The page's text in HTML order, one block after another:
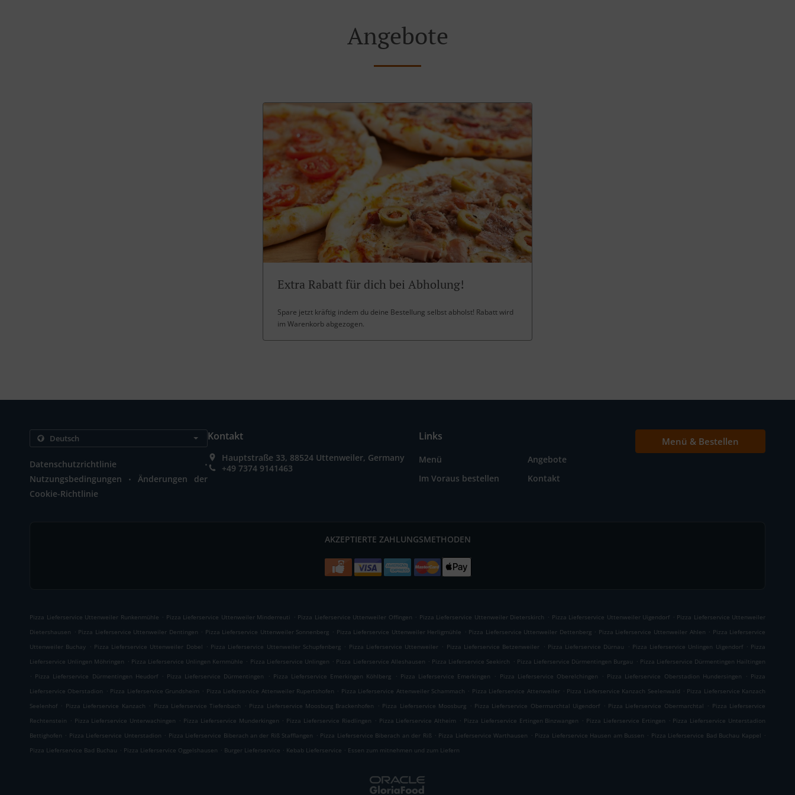
Angebote
Extra Rabatt für dich bei Abholung!
Spare jetzt kräftig indem du deine Bestellung selbst abholst! Rabatt wird
im Warenkorb abgezogen.
Datenschutzrichtlinie .
Nutzungsbedingungen .
Änderungen der
Cookie-Richtlinie
Kontakt
Hauptstraße 33, 88524 Uttenweiler, Germany
+49 7374 9141463
Links
Menü
Angebote
Im Voraus bestellen
Kontakt
Menü & Bestellen
AKZEPTIERTE ZAHLUNGSMETHODEN
Pizza Lieferservice Uttenweiler Runkenmühle . Pizza Lieferservice Uttenweiler Minderreuti . Pizza Lieferservice Uttenweiler Offingen . Pizza Lieferservice Uttenweiler Dieterskirch . Pizza Lieferservice Uttenweiler Uigendorf . Pizza Lieferservice Uttenweiler
Dietershausen . Pizza Lieferservice Uttenweiler Dentingen . Pizza Lieferservice Uttenweiler Sonnenberg . Pizza Lieferservice Uttenweiler Herligmühle . Pizza Lieferservice Uttenweiler Dettenberg . Pizza Lieferservice Uttenweiler Ahlen . Pizza Lieferservice
Uttenweiler Buchay . Pizza Lieferservice Uttenweiler Dobel . Pizza Lieferservice Uttenweiler Schupfenberg . Pizza Lieferservice Uttenweiler . Pizza Lieferservice Betzenweiler . Pizza Lieferservice Dürnau . Pizza Lieferservice Unlingen Uigendorf . Pizza
Lieferservice Unlingen Möhringen . Pizza Lieferservice Unlingen Kernmühle . Pizza Lieferservice Unlingen . Pizza Lieferservice Alleshausen . Pizza Lieferservice Seekirch . Pizza Lieferservice Dürmentingen Burgau . Pizza Lieferservice Dürmentingen Hailtingen
. Pizza Lieferservice Dürmentingen Heudorf . Pizza Lieferservice Dürmentingen . Pizza Lieferservice Emerkingen Köhlberg . Pizza Lieferservice Emerkingen . Pizza Lieferservice Oberelchingen . Pizza Lieferservice Oberstadion Hundersingen . Pizza
Lieferservice Oberstadion . Pizza Lieferservice Grundsheim . Pizza Lieferservice Attenweiler Rupertshofen . Pizza Lieferservice Attenweiler Schammach . Pizza Lieferservice Attenweiler . Pizza Lieferservice Kanzach Seelenwald . Pizza Lieferservice Kanzach
Seelenhof . Pizza Lieferservice Kanzach . Pizza Lieferservice Tiefenbach . Pizza Lieferservice Moosburg Brackenhofen . Pizza Lieferservice Moosburg . Pizza Lieferservice Obermarchtal Uigendorf . Pizza Lieferservice Obermarchtal . Pizza Lieferservice
Rechtenstein . Pizza Lieferservice Unterwachingen . Pizza Lieferservice Munderkingen . Pizza Lieferservice Riedlingen . Pizza Lieferservice Altheim . Pizza Lieferservice Ertingen Binzwangen . Pizza Lieferservice Ertingen . Pizza Lieferservice Unterstadion
Bettighofen . Pizza Lieferservice Unterstadion . Pizza Lieferservice Biberach an der Riß Stafflangen . Pizza Lieferservice Biberach an der Riß . Pizza Lieferservice Warthausen . Pizza Lieferservice Hausen am Bussen . Pizza Lieferservice Bad Buchau Kappel .
Pizza Lieferservice Bad Buchau . Pizza Lieferservice Oggelshausen . Burger Lieferservice . Kebab Lieferservice . Essen zum mitnehmen und zum Liefern